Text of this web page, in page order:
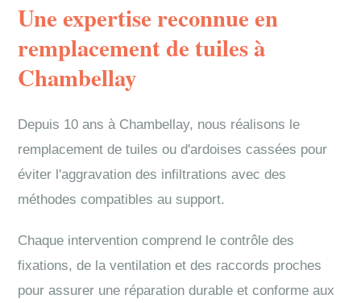
Une expertise reconnue en
remplacement de tuiles à
Chambellay
Depuis 10 ans à Chambellay, nous réalisons le
remplacement de tuiles ou d'ardoises cassées pour
éviter l'aggravation des infiltrations avec des
méthodes compatibles au support.
Chaque intervention comprend le contrôle des
fixations, de la ventilation et des raccords proches
pour assurer une réparation durable et conforme aux